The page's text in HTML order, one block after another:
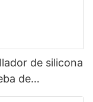
de silicona
de